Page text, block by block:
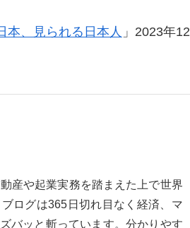
本、見られる日本人 」2023年12
産や起業実務を踏まえた上で世界
ログは365日切れ目なく経済、マ
バッと斬っています。分かりやす